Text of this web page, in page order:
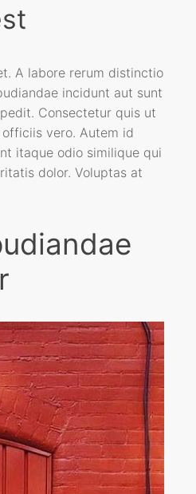
A labore rerum distinctio
incidunt aut sunt
Consectetur quis ut
vero. Autem id
itaque odio similique qui
dolor. Voluptas at